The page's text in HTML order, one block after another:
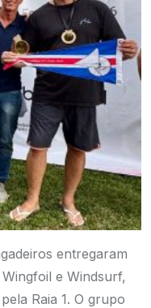
entregaram
e Windsurf,
Raia 1. O grupo